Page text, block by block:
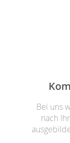
Bei uns
nach